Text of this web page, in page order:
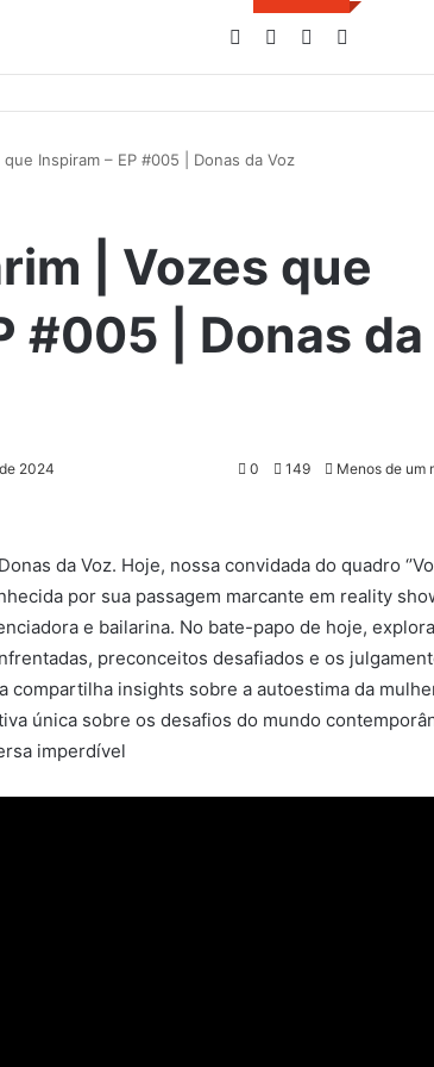
FacebookYouTubeInstagram
Inspiram – EP #005 | Donas da Voz
| Vozes que
#005 | Donas da
2024 0 149 Menos de um
da Voz. Hoje, nossa convidada do quadro
por sua passagem marcante em reality
e bailarina. No bate-papo de hoje,
preconceitos desafiados e os
compartilha insights sobre a autoestima da
única sobre os desafios do mundo
imperdível